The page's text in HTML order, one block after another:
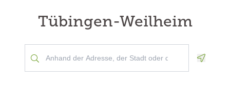
Tübingen-Weilheim